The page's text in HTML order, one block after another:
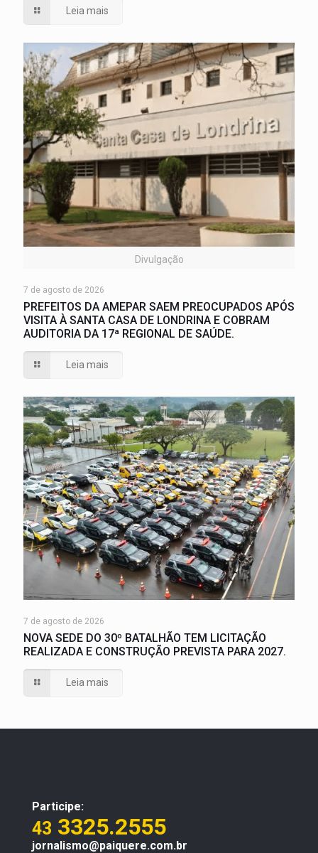
Leia mais
Divulgação
7 de agosto de 2026
PREFEITOS DA AMEPAR SAEM PREOCUPADOS APÓS
VISITA À SANTA CASA DE LONDRINA E COBRAM
AUDITORIA DA 17ª REGIONAL DE SAÚDE.
Leia mais
7 de agosto de 2026
NOVA SEDE DO 30º BATALHÃO TEM LICITAÇÃO
REALIZADA E CONSTRUÇÃO PREVISTA PARA 2027.
Leia mais
Participe:
43 3325.2555
jornalismo@paiquere.com.br